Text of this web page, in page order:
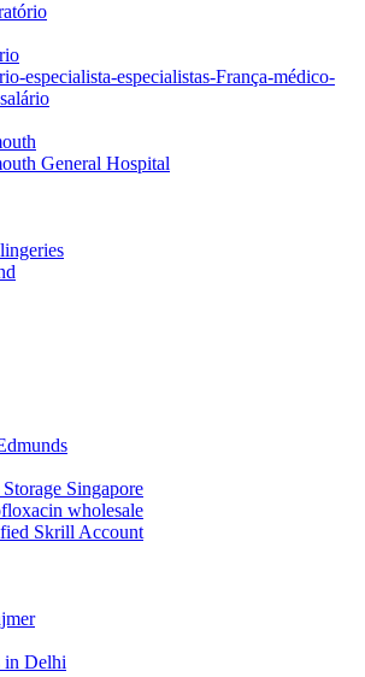
especialista-especialistas-França-médico-
General Hospital
Singapore
wholesale
Skrill Account
in Delhi